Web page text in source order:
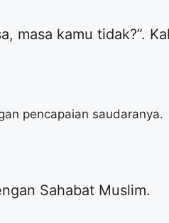
masa kamu tidak?”.
pencapaian saudaranya.
Sahabat Muslim.